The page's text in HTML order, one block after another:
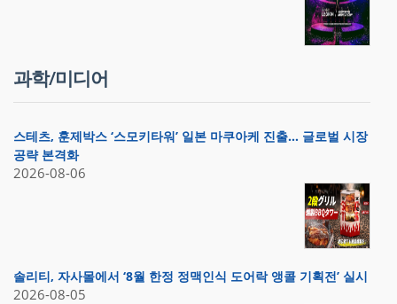
과학/미디어
스테츠, 훈제박스 ‘스모키타워’ 일본 마쿠아케 진출… 글로벌 시장
공략 본격화
2026-08-06
솔리티, 자사몰에서 ‘8월 한정 정맥인식 도어락 앵콜 기획전’ 실시
2026-08-05